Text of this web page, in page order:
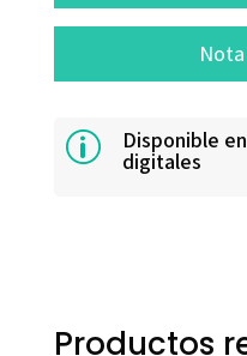
p Disponible
digitales
Productos